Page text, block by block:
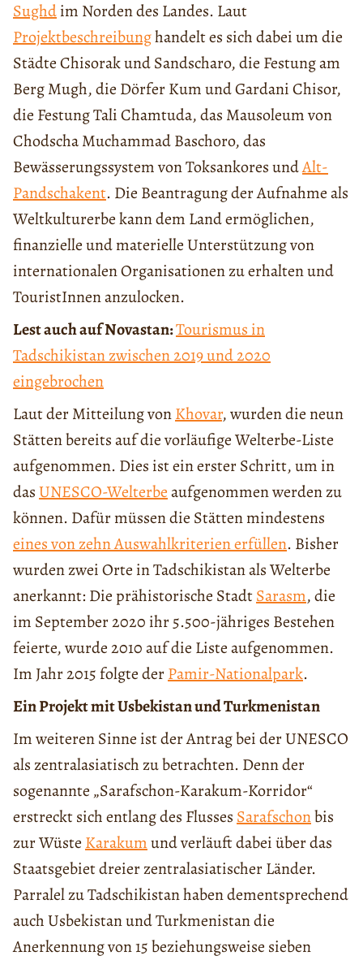
Sughdim Norden des Landes. Laut
Projektbeschreibunghandelt es sich dabei um die
Städte Chisorak und Sandscharo, die Festung am
Berg Mugh, die Dörfer Kum und Gardani Chisor,
die Festung Tali Chamtuda, das Mausoleum von
Chodscha Muchammad Baschoro, das
Bewässerungssystem von Toksankores undAlt-
Pandschakent. Die Beantragung der Aufnahme als
Weltkulturerbe kann dem Land ermöglichen,
finanzielle und materielle Unterstützung von
internationalen Organisationen zu erhalten und
TouristInnen anzulocken.
Lest auch auf Novastan:Tourismus in
Tadschikistan zwischen 2019 und 2020
eingebrochen
Laut der Mitteilung vonKhovar, wurden die neun
Stätten bereits auf die vorläufige Welterbe-Liste
aufgenommen. Dies ist ein erster Schritt, um in
dasUNESCO-Welterbeaufgenommen werden zu
können. Dafür müssen die Stätten mindestens
eines von zehn Auswahlkriterien erfüllen. Bisher
wurden zwei Orte in Tadschikistan als Welterbe
anerkannt: Die prähistorische StadtSarasm, die
im September 2020 ihr 5.500-jähriges Bestehen
feierte, wurde 2010 auf die Liste aufgenommen.
Im Jahr 2015 folgte derPamir-Nationalpark.
Ein Projekt mit Usbekistan und Turkmenistan
Im weiteren Sinne ist der Antrag bei der UNESCO
als zentralasiatisch zu betrachten. Denn der
sogenannte „Sarafschon-Karakum-Korridor“
erstreckt sich entlang des Flusses Sarafschonbis
zur Wüste Karakumund verläuft dabei über das
Staatsgebiet dreier zentralasiatischer Länder.
Parralel zu Tadschikistan haben dementsprechend
auch Usbekistan und Turkmenistan die
Anerkennung von 15 beziehungsweise sieben